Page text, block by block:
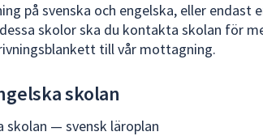
på svenska och engelska, eller endast
skolor ska du kontakta skolan för
till vår mottagning.
skolan
skolan — svensk läroplan